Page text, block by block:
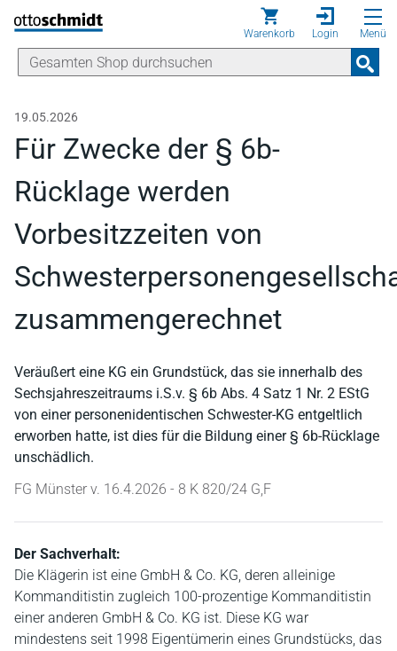
Direkt zum Inhalt
Warenkorb Login Menü
19.05.2026
Für Zwecke der § 6b-
Rücklage werden
Vorbesitzzeiten von
zusammengerechnet
Veräußert eine KG ein Grundstück, das sie innerhalb des
Sechsjahreszeitraums i.S.v. § 6b Abs. 4 Satz 1 Nr. 2 EStG
von einer personenidentischen Schwester-KG entgeltlich
erworben hatte, ist dies für die Bildung einer § 6b-Rücklage
unschädlich.
FG Münster v. 16.4.2026 - 8 K 820/24 G,F
Der Sachverhalt:
Die Klägerin ist eine GmbH & Co. KG, deren alleinige
Kommanditistin zugleich 100-prozentige Kommanditistin
einer anderen GmbH & Co. KG ist. Diese KG war
mindestens seit 1998 Eigentümerin eines Grundstücks, das